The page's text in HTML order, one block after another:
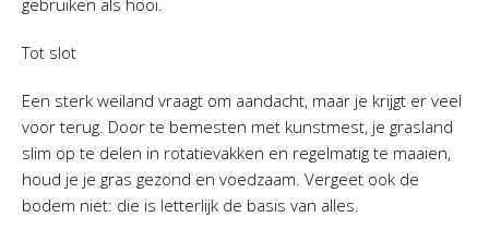
gebruiken als hooi.
Tot slot
Een sterk weiland vraagt om aandacht, maar je krijgt er veel
voor terug. Door te bemesten met kunstmest, je grasland
slim op te delen in rotatievakken en regelmatig te maaien,
houd je je gras gezond en voedzaam. Vergeet ook de
bodem niet: die is letterlijk de basis van alles.